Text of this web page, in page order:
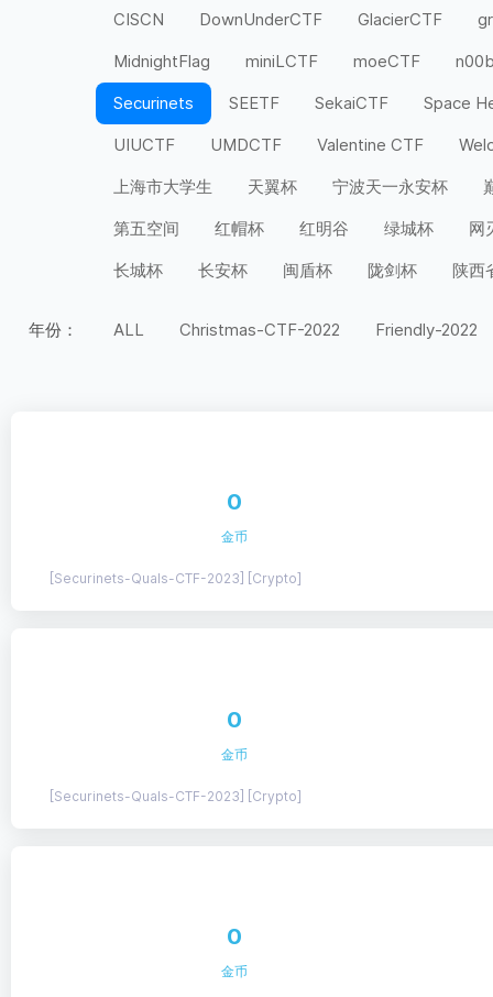
CISCN
DownUnderCTF GlacierCTF
MidnightFlag
miniLCTF moeCTF
Securinets
SEETF SekaiCTF
Space
UIUCTF
UMDCTF Valentine CTF
上海市大学生
天翼杯 宁波天一永安杯
第五空间
红帽杯 红明谷 绿城杯
网
长城杯
长安杯 闽盾杯 陇剑杯 陕西
年份： ALL Christmas-CTF-2022 Friendly-2022
0
金币
[Securinets-Quals-CTF-2023] [Crypto]
0
金币
[Securinets-Quals-CTF-2023] [Crypto]
0
金币